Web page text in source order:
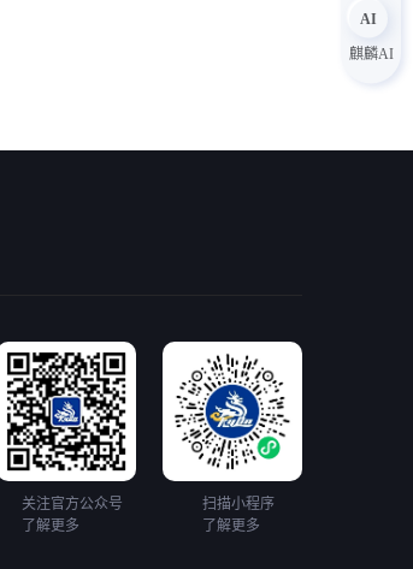
AI
麒麟AI
关注官方公众号
了解更多
扫描小程序
了解更多